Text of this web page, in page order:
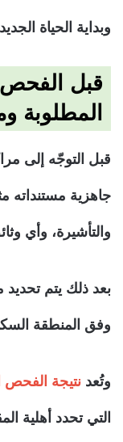
وبداية الحياة
قبل الفحص
المطلوبة
قبل التوجّه إلى
جاهزية مستنداته
والتأشيرة، وأي
بعد ذلك يتم
وفق المنطقة
وتُعد نتيجة الفحص
التي تحدد أهلية